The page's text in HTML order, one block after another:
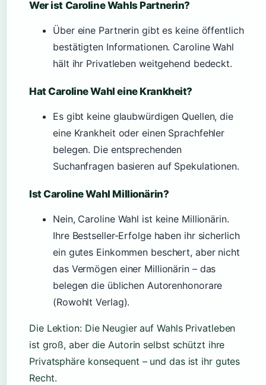
Wer ist Caroline Wahls Partnerin?
Über eine Partnerin gibt es keine öffentlich
bestätigten Informationen. Caroline Wahl
hält ihr Privatleben weitgehend bedeckt.
Hat Caroline Wahl eine Krankheit?
Es gibt keine glaubwürdigen Quellen, die
eine Krankheit oder einen Sprachfehler
belegen. Die entsprechenden
Suchanfragen basieren auf Spekulationen.
Ist Caroline Wahl Millionärin?
Nein, Caroline Wahl ist keine Millionärin.
Ihre Bestseller-Erfolge haben ihr sicherlich
ein gutes Einkommen beschert, aber nicht
das Vermögen einer Millionärin – das
belegen die üblichen Autorenhonorare
(Rowohlt Verlag).
Die Lektion: Die Neugier auf Wahls Privatleben
ist groß, aber die Autorin selbst schützt ihre
Privatsphäre konsequent – und das ist ihr gutes
Recht.